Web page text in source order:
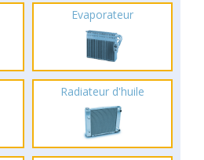
Evaporateur
Radiateur d'huile